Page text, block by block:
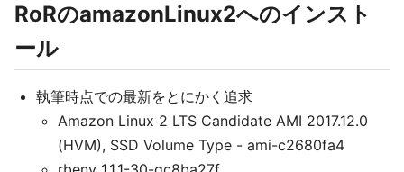
RoRのamazonLinux2へのインスト
ール
執筆時点での最新をとにかく追求
Amazon Linux 2 LTS Candidate AMI 2017.12.0
(HVM), SSD Volume Type - ami-c2680fa4